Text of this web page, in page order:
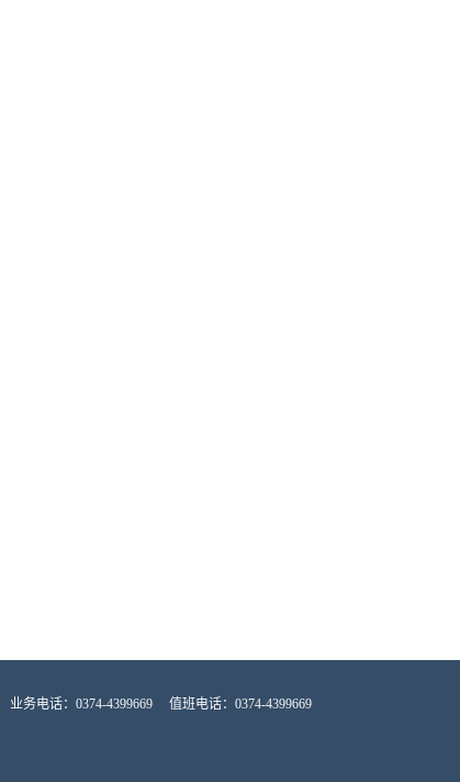
业务电话：0374-4399669 值班电话：0374-4399669